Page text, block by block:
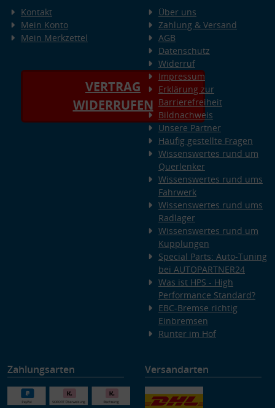
Kontakt
Mein Konto
Mein Merkzettel
VERTRAG
WIDERRUFEN
Über uns
Zahlung & Versand
AGB
Datenschutz
Widerruf
Impressum
Erklärung zur
Barrierefreiheit
Bildnachweis
Unsere Partner
Häufig gestellte Fragen
Wissenswertes rund um
Querlenker
Wissenswertes rund ums
Fahrwerk
Wissenswertes rund ums
Radlager
Wissenswertes rund um
Kupplungen
Special Parts: Auto-Tuning
bei AUTOPARTNER24
Was ist HPS - High
Performance Standard?
EBC-Bremse richtig
Einbremsen
Runter im Hof
Zahlungsarten Versandarten